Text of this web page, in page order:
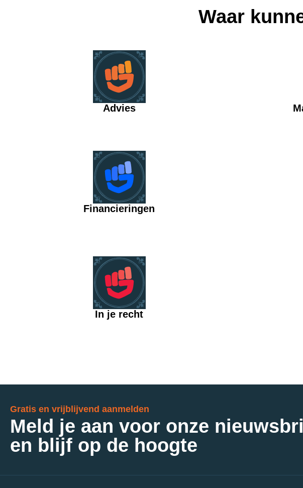
Waar
Advies
Financieringen
In je recht
Gratis en vrijblijvend aanmelden
Meld je aan voor onze
en blijf op de hoogte